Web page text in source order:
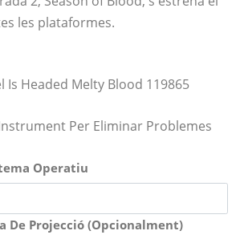
les plataformes.
Is Headed Melty Blood 119865
Per Eliminar Problemes
Operatiu
De Projecció (Opcionalment)